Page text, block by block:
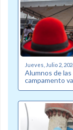
Jueves, Julio 2,
Alumnos de
campamento